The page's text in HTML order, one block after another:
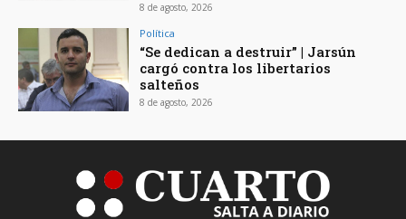
8 de agosto, 2026
Política
“Se dedican a destruir” | Jarsún
cargó contra los libertarios
salteños
8 de agosto, 2026